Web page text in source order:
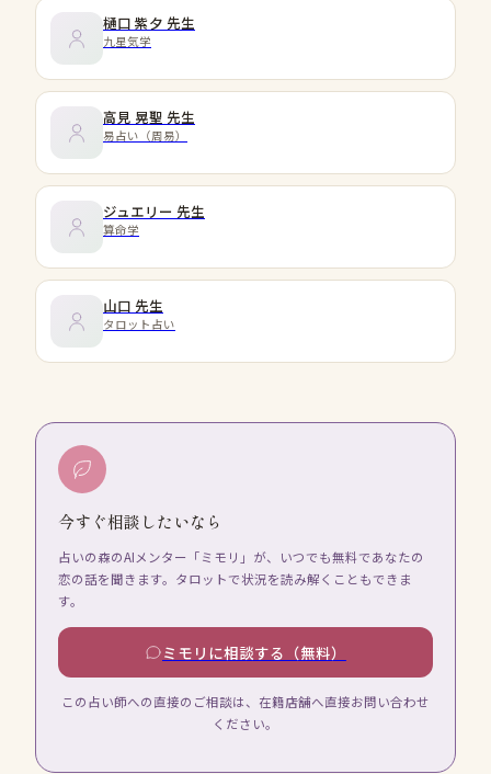
樋口 紫夕 先生
九星気学
高見 晃聖 先生
易占い（周易）
ジュエリー 先生
算命学
山口 先生
タロット占い
今すぐ相談したいなら
占いの森のAIメンター「ミモリ」が、いつでも無料であなたの
恋の話を聞きます。タロットで状況を読み解くこともできま
す。
ミモリに相談する（無料）
この占い師への直接のご相談は、在籍店舗へ直接お問い合わせ
ください。